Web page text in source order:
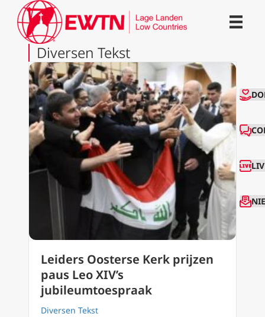
Diversen Tekst
Leiders Oosterse Kerk prijzen
paus Leo XIV’s
jubileumtoespraak
Diversen Tekst